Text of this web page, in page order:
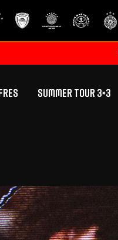
SUMMER TOUR 3×3